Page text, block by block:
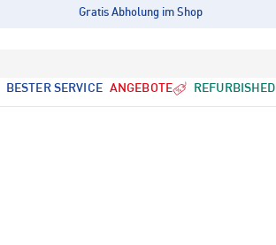
Gratis Abholung im Shop
BESTER SERVICE ANGEBOTE REFURBISHED